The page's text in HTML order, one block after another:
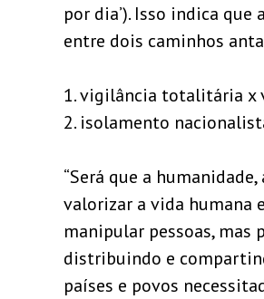
por dia’). Isso indica
entre dois caminhos
1. vigilância totalitária x
2. isolamento
“Será que a
valorizar a vida humana
manipular pessoas, mas
distribuindo e
países e povos